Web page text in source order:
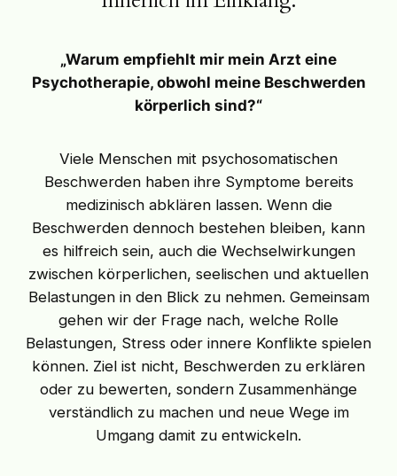
„Warum empfiehlt mir mein Arzt eine
Psychotherapie, obwohl meine Beschwerden
körperlich sind?“
Viele Menschen mit psychosomatischen
Beschwerden haben ihre Symptome bereits
medizinisch abklären lassen. Wenn die
Beschwerden dennoch bestehen bleiben, kann
es hilfreich sein, auch die Wechselwirkungen
zwischen körperlichen, seelischen und aktuellen
Belastungen in den Blick zu nehmen. Gemeinsam
gehen wir der Frage nach, welche Rolle
Belastungen, Stress oder innere Konflikte spielen
können. Ziel ist nicht, Beschwerden zu erklären
oder zu bewerten, sondern Zusammenhänge
verständlich zu machen und neue Wege im
Umgang damit zu entwickeln.